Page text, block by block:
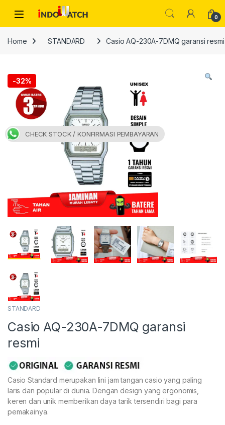
Open 0
Home STANDARD Casio AQ-230A-7DMQ garansi resmi
-32%
STANDARD
Casio AQ-230A-7DMQ garansi
resmi
Casio Standard merupakan lini jam tangan casio yang paling
laris dan popular di dunia. Dengan design yang ergonomis,
keren dan unik memberikan daya tarik tersendiri bagi para
pemakainya.
CHECK STOCK / KONFIRMASI PEMBAYARAN